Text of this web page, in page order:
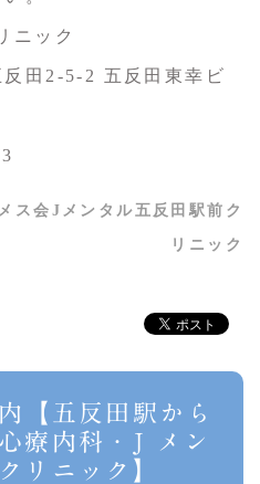
ニック
田2-5-2 五反田東幸ビ
ス会Jメンタル五反田駅前ク
リニック
【五反田駅から
療内科・J メン
リニック】